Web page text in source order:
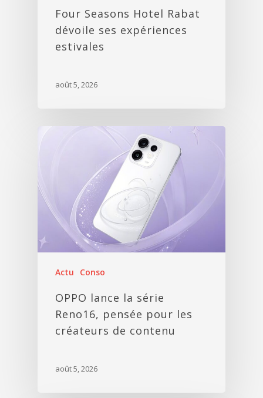
Four Seasons Hotel Rabat
dévoile ses expériences
estivales
août 5, 2026
Actu Conso
OPPO lance la série
Reno16, pensée pour les
créateurs de contenu
août 5, 2026